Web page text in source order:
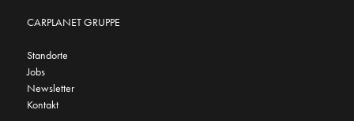
CARPLANET GRUPPE
Standorte
Jobs
Newsletter
Kontakt